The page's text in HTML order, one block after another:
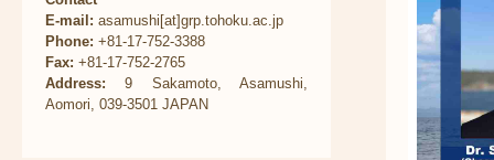
E-mail: asamushi[at]grp.tohoku.ac.jp
Phone: +81-17-752-3388
Fax: +81-17-752-2765
Address: 9 Sakamoto, Asamushi,
Aomori, 039-3501 JAPAN